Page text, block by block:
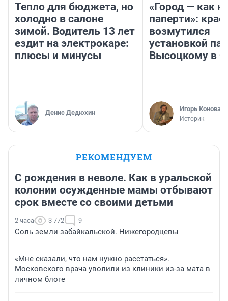
Тепло для бюджета, но
холодно в салоне
зимой. Водитель 13 лет
ездит на электрокаре:
плюсы и минусы
Денис Дедюхин
«Город — как
паперти»:
возмутился
установкой
Высоцкому в
Игорь
Историк
РЕКОМЕНДУЕМ
С рождения в неволе. Как в уральской
колонии осужденные мамы отбывают
срок вместе со своими детьми
2 часа 3 772 9
Соль земли забайкальской. Нижегородцевы
«Мне сказали, что нам нужно расстаться».
Московского врача уволили из клиники из-за мата в
личном блоге